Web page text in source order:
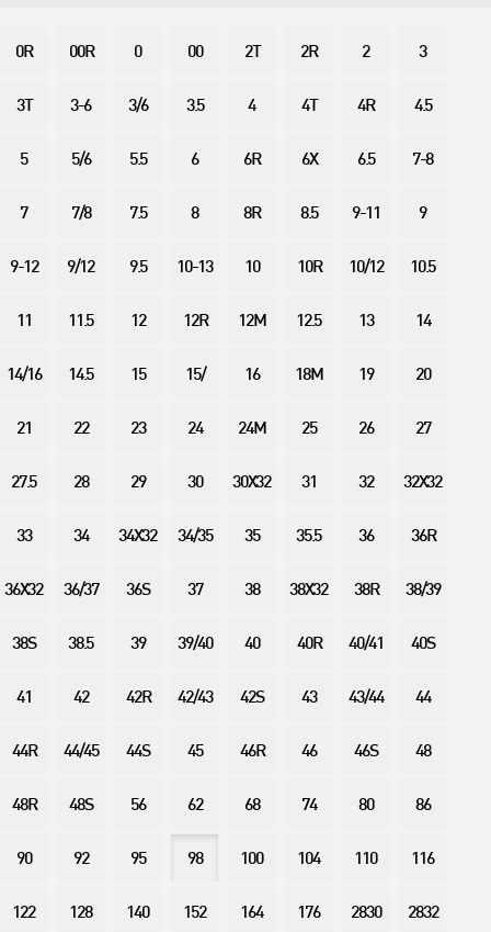
0R 00R 0 00 2T 2R 2 3
3T 3-6 3/6 3.5 4 4T 4R 4.5
5 5/6 5.5 6 6R 6X 6.5 7-8
7 7/8 7.5 8 8R 8.5 9-11 9
9-12 9/12 9.5 10-13 10 10R 10/12 10.5
11 11.5 12 12R 12M 12.5 13 14
14/16 14.5 15 15/ 16 18M 19 20
21 22 23 24 24M 25 26 27
27.5 28 29 30 30X32 31 32 32X32
33 34 34X32 34/35 35 35.5 36 36R
36X32 36/37 36S 37 38 38X32 38R 38/39
38S 38.5 39 39/40 40 40R 40/41 40S
41 42 42R 42/43 42S 43 43/44 44
44R 44/45 44S 45 46R 46 46S 48
48R 48S 56 62 68 74 80 86
90 92 95 98 100 104 110 116
122 128 140 152 164 176 2830 2832